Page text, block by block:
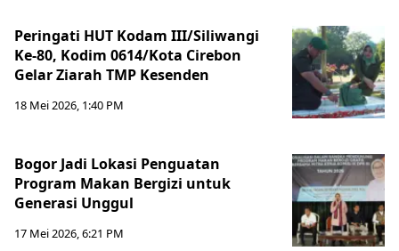
Peringati HUT Kodam III/Siliwangi
Ke-80, Kodim 0614/Kota Cirebon
Gelar Ziarah TMP Kesenden
18 Mei 2026, 1:40 PM
Bogor Jadi Lokasi Penguatan
Program Makan Bergizi untuk
Generasi Unggul
17 Mei 2026, 6:21 PM